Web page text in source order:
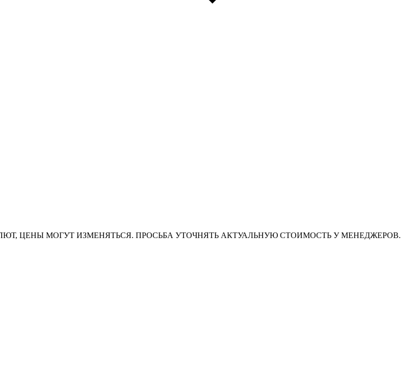
ЦЕНЫ МОГУТ ИЗМЕНЯТЬСЯ. ПРОСЬБА УТОЧНЯТЬ АКТУАЛЬНУЮ СТОИМОСТЬ У МЕНЕДЖЕРОВ.